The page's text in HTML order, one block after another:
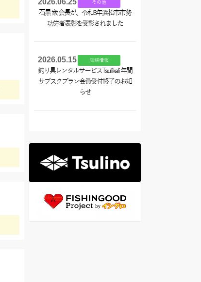
2026.06.25 その他
石黒 衆 会長が、令和8年浜松市市勢
功労者表彰を受彰されました
2026.05.15 店舗情報
釣り具レンタルサービスTsulikali 年間
サブスクプラン会員受付終了のお知
らせ